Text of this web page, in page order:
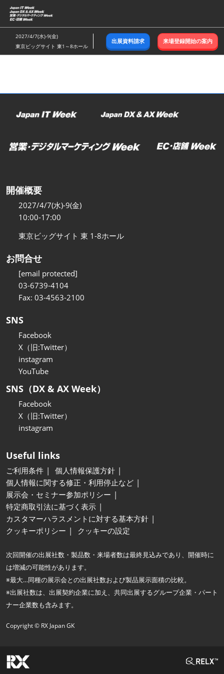
ス
キ
ッ
し
む
2027/4/7(水)-9(金)
東京ビッグサイト 東1～8ホール
出展資料請求 来場登録開始の案内
開催概要
2027/4/7(水)-9(金)
10:00-17:00
東京ビッグサイト 東 1-8ホール
お問合せ
[email protected]
03-6739-4104
Fax: 03-4563-2100
SNS
Facebook
X（旧:Twitter）
instagram
YouTube
SNS（DX & AX Week）
Facebook
X（旧:Twitter）
instagram
Useful links
ご利用条件
個人情報保護方針
個人情報に関する修正・利用停止など
展示会・セミナー参加ポリシー
特定商取引法に基づく表示
カスタマーハラスメントに対する基本方針
クッキーポリシー
クッキーの設定
次回開催の出展社数・製品数・来場者数は最終見込みであり、開催時に
は増減の可能性があります。
※最大…同種の展示会との出展社数および製品展示面積の比較。
※出展社数は、出展契約企業に加え、共同出展するグループ企業・パート
ナー企業数も含みます。
Copyright © RX Japan GK